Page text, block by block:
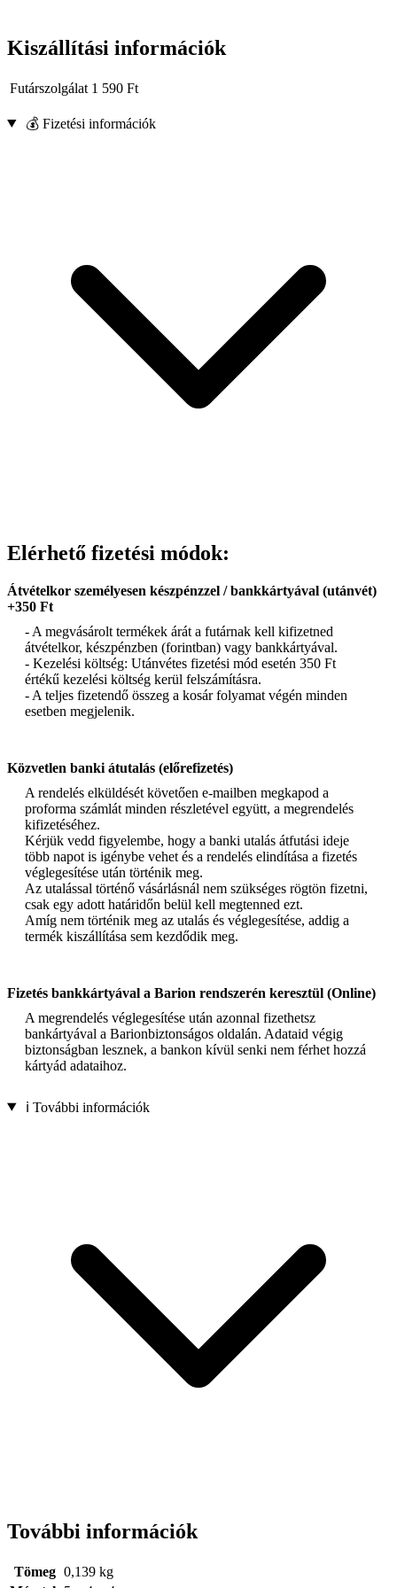
Kiszállítási információk
Futárszolgálat 1 590 Ft
💰 Fizetési információk
Elérhető fizetési módok:
Átvételkor személyesen készpénzzel / bankkártyával (utánvét)
+350 Ft
- A megvásárolt termékek árát a futárnak kell kifizetned
átvételkor, készpénzben (forintban) vagy bankkártyával.
- Kezelési költség: Utánvétes fizetési mód esetén 350 Ft
értékű kezelési költség kerül felszámításra.
- A teljes fizetendő összeg a kosár folyamat végén minden
esetben megjelenik.
Közvetlen banki átutalás (előrefizetés)
A rendelés elküldését követően e-mailben megkapod a
proforma számlát minden részletével együtt, a megrendelés
kifizetéséhez.
Kérjük vedd figyelembe, hogy a banki utalás átfutási ideje
több napot is igénybe vehet és a rendelés elindítása a fizetés
véglegesítése után történik meg.
Az utalással történő vásárlásnál nem szükséges rögtön fizetni,
csak egy adott határidőn belül kell megtenned ezt.
Amíg nem történik meg az utalás és véglegesítése, addig a
termék kiszállítása sem kezdődik meg.
Fizetés bankkártyával a Barion rendszerén keresztül (Online)
A megrendelés véglegesítése után azonnal fizethetsz
bankártyával a Barionbiztonságos oldalán. Adataid végig
biztonságban lesznek, a bankon kívül senki nem férhet hozzá
kártyád adataihoz.
ℹ️ További információk
További információk
Tömeg 0,139 kg